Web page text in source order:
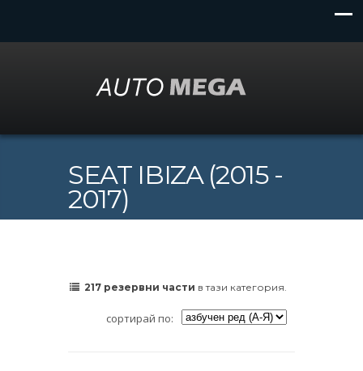
SEAT IBIZA (2015 -
2017)
217 резервни части в тази категория.
сортирай по: